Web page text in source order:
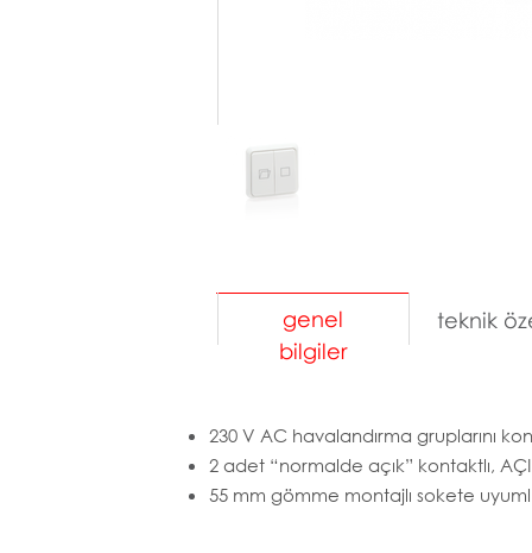
genel
bilgiler
teknik
230 V AC havalandırma gruplarını
2 adet “normalde açık” kontaktlı,
55 mm gömme montajlı sokete